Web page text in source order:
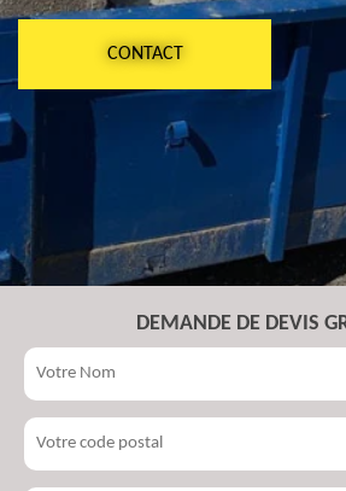
CONTACT
DEMANDE DE DEVIS